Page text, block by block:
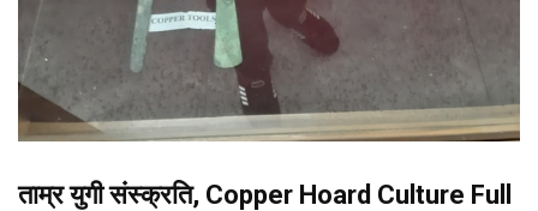
ताम्र युगी संस्क्रति, Copper Hoard Culture Full